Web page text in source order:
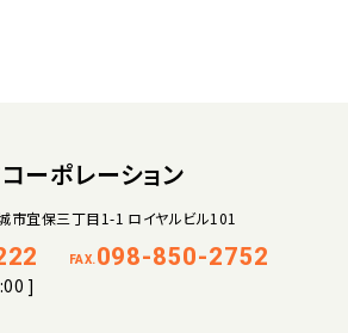
ーポレーション
市宜保三丁目1-1 ロイヤルビル101
FAX. 098-850-2752
]